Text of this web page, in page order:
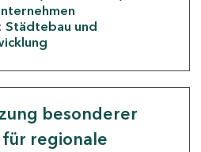
Städtebau und
besonderer
regionale